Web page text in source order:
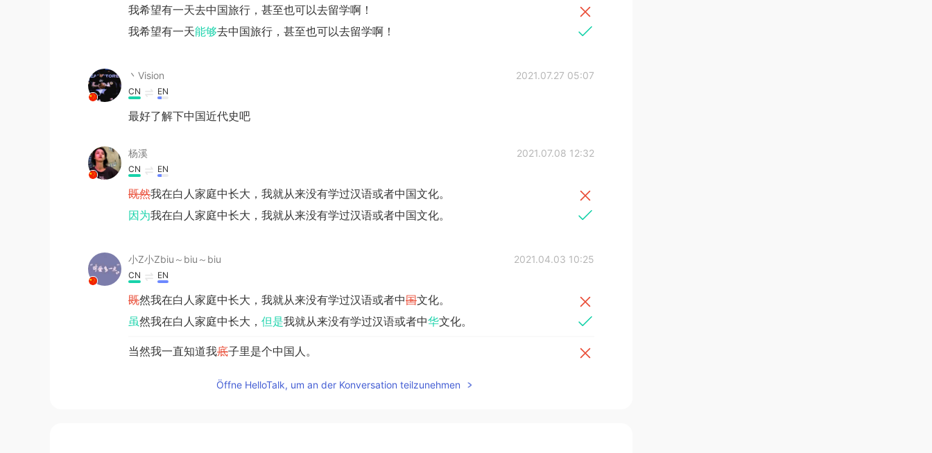
我希望有一天去中国旅行，甚至也可以去留学啊！
我希望有一天能够去中国旅行，甚至也可以去留学啊！
丶Visionゞ 2021.07.27 05:07
CN EN
最好了解下中国近代史吧
杨溪 2021.07.08 12:32
CN EN
既然我在白人家庭中长大，我就从来没有学过汉语或者中国文化。
因为我在白人家庭中长大，我就从来没有学过汉语或者中国文化。
小Z小Zbiu～biu～biu 2021.04.03 10:25
CN EN
既然我在白人家庭中长大，我就从来没有学过汉语或者中国文化。
虽然我在白人家庭中长大， 但是我就从来没有学过汉语或者中华文化。
当然我一直知道我底子里是个中国人。
Öffne HelloTalk, um an der Konversation teilzunehmen